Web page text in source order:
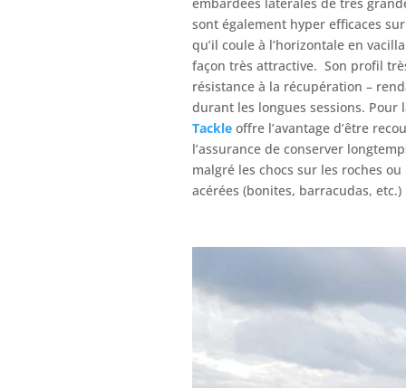
sont également hyper efficaces
qu’il coule à l’horizontale en
façon très attractive. Son profil
résistance à la récupération –
durant les longues sessions.
Tackleoffre l’avantage d’être
l’assurance de conserver
malgré les chocs sur les roches
acérées (bonites, barracudas, etc.)